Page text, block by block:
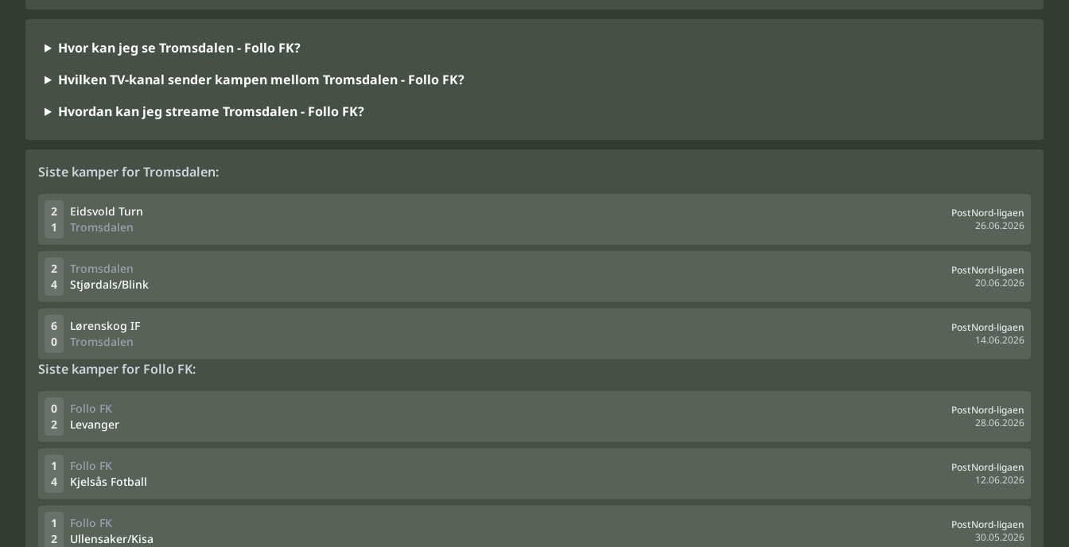
Hvor kan jeg se Tromsdalen - Follo FK?
Hvilken TV-kanal sender kampen mellom Tromsdalen - Follo FK?
Hvordan kan jeg streame Tromsdalen - Follo FK?
Siste kamper for Tromsdalen:
2
1
Eidsvold Turn
Tromsdalen
PostNord-ligaen
26.06.2026
2
4
Tromsdalen
Stjørdals/Blink
PostNord-ligaen
20.06.2026
6
0
Lørenskog IF
Tromsdalen
PostNord-ligaen
14.06.2026
Siste kamper for Follo FK:
0
2
Follo FK
Levanger
PostNord-ligaen
28.06.2026
1
4
Follo FK
Kjelsås Fotball
PostNord-ligaen
12.06.2026
1
2
Follo FK
Ullensaker/Kisa
PostNord-ligaen
30.05.2026